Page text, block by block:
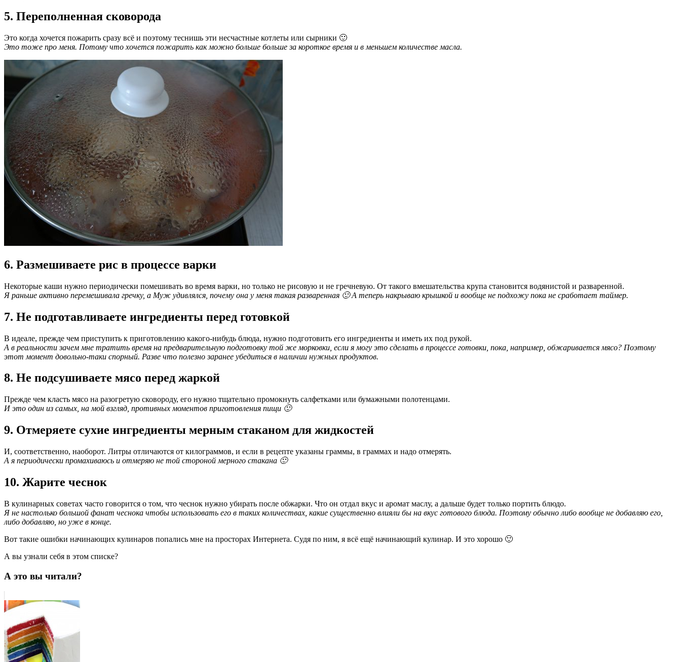
5. Переполненная сковорода
Это когда хочется пожарить сразу всё и поэтому теснишь эти несчастные котлеты или сырники 🙂
Это тоже про меня. Потому что хочется пожарить как можно больше больше за короткое время и в меньшем количестве масла.
6. Размешиваете рис в процессе варки
Некоторые каши нужно периодически помешивать во время варки, но только не рисовую и не гречневую. От такого вмешательства крупа становится водянистой и разваренной.
Я раньше активно перемешивала гречку, а Муж удивлялся, почему она у меня такая разваренная 🙂 А теперь накрываю крышкой и вообще не подхожу пока не сработает таймер.
7. Не подготавливаете ингредиенты перед готовкой
В идеале, прежде чем приступить к приготовлению какого-нибудь блюда, нужно подготовить его ингредиенты и иметь их под рукой.
А в реальности зачем мне тратить время на предварительную подготовку той же морковки, если я могу это сделать в процессе готовки, пока, например, обжаривается мясо? Поэтому
этот момент довольно-таки спорный. Разве что полезно заранее убедиться в наличии нужных продуктов.
8. Не подсушиваете мясо перед жаркой
Прежде чем класть мясо на разогретую сковороду, его нужно тщательно промокнуть салфетками или бумажными полотенцами.
И это один из самых, на мой взгляд, противных моментов приготовления пищи 🙂
9. Отмеряете сухие ингредиенты мерным стаканом для жидкостей
И, соответственно, наоборот. Литры отличаются от килограммов, и если в рецепте указаны граммы, в граммах и надо отмерять.
А я периодически промахиваюсь и отмеряю не той стороной мерного стакана 🙂
10. Жарите чеснок
В кулинарных советах часто говорится о том, что чеснок нужно убирать после обжарки. Что он отдал вкус и аромат маслу, а дальше будет только портить блюдо.
Я не настолько большой фанат чеснока чтобы использовать его в таких количествах, какие существенно влияли бы на вкус готового блюда. Поэтому обычно либо вообще не добавляю его,
либо добавляю, но уже в конце.
Вот такие ошибки начинающих кулинаров попались мне на просторах Интернета. Судя по ним, я всё ещё начинающий кулинар. И это хорошо 🙂
А вы узнали себя в этом списке?
А это вы читали?